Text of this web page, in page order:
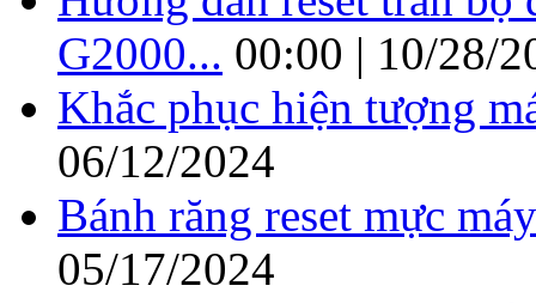
G2000... 00:00 | 10/28/
Khắc phục hiện tượng
06/12/2024
Bánh răng reset mực
05/17/2024